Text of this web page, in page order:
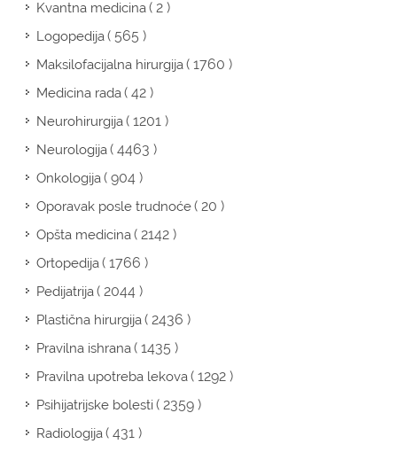
Kvantna medicina( 2 )
Logopedija( 565 )
Maksilofacijalna hirurgija( 1760 )
Medicina rada( 42 )
Neurohirurgija( 1201 )
Neurologija( 4463 )
Onkologija( 904 )
Oporavak posle trudnoće( 20 )
Opšta medicina( 2142 )
Ortopedija( 1766 )
Pedijatrija( 2044 )
Plastična hirurgija( 2436 )
Pravilna ishrana( 1435 )
Pravilna upotreba lekova( 1292 )
Psihijatrijske bolesti( 2359 )
Radiologija( 431 )